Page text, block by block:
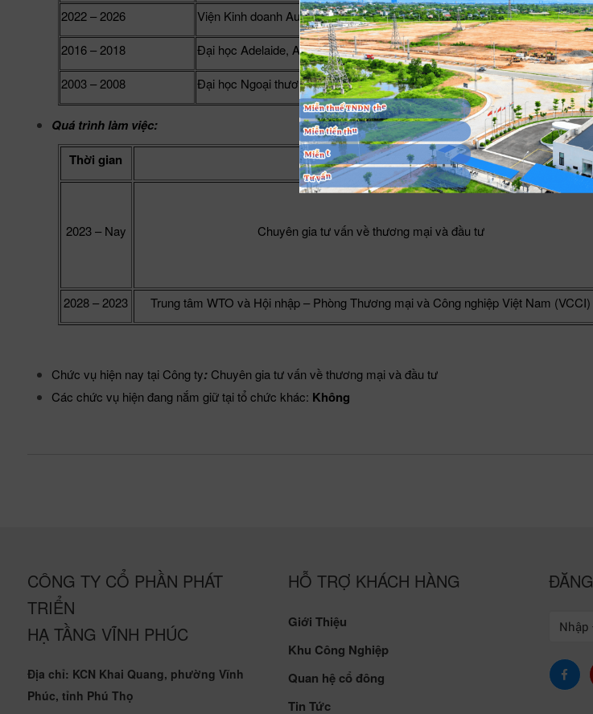
2022 – 2026 Viện Kinh doanh Australia (AIB) Thương
2016 – 2018
Đại học Adelaide, Australia Thương
2003 – 2008
Đại học Ngoại thương Hà Nội Kinh tế
Quá trình làm việc:
Thời gian
Đơn vị công tác
2023 – Nay Chuyên gia tư vấn về thương mại và đầu tư
2028 – 2023 Trung tâm WTO và Hội nhập – Phòng Thương mại và Công nghiệp Việt Nam (VCCI)
Chức vụ hiện nay tại Công ty: Chuyên gia tư vấn về thương mại và đầu tư
Các chức vụ hiện đang nắm giữ tại tổ chức khác: Không
CÔNG TY CỔ PHẦN PHÁT
TRIỂN
HẠ TẦNG VĨNH PHÚC
Địa chỉ: KCN Khai Quang, phường Vĩnh
Phúc, tỉnh Phú Thọ
HỖ TRỢ KHÁCH HÀNG
Giới Thiệu
Khu Công Nghiệp
Quan hệ cổ đông
Tin Tức